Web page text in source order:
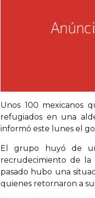
Unos 100 mexicanos
refugiados en una
informó este lunes el
El grupo huyó de
recrudecimiento de la
pasado hubo una
quienes retornaron a